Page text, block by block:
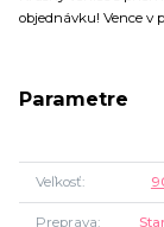
objednávku! Vence v
Parametre
Veľkosť
Preprava